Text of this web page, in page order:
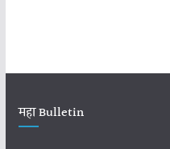
महा Bulletin